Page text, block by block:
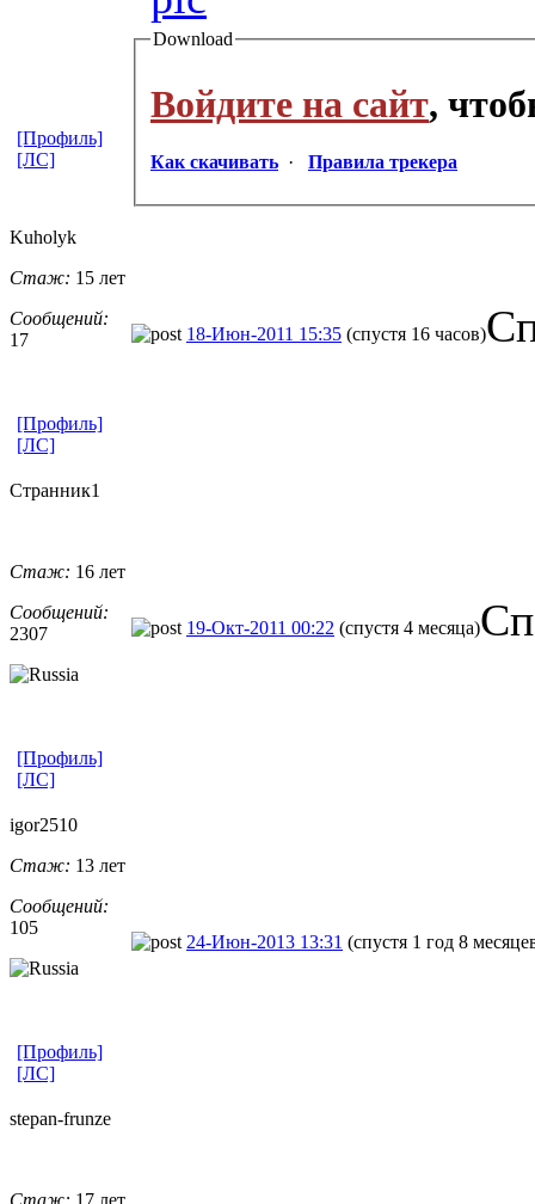
Download
Войдите на сайт,
Как скачивать · Правила трекера
[Профиль]
[ЛС]
Kuholyk
Стаж: 15 лет
Сообщений:
17
18-Июн-2011 15:35 (спустя 16 часов)
[Профиль]
[ЛС]
Странник1
Стаж: 16 лет
Сообщений:
2307
19-Окт-2011 00:22 (спустя 4 месяца)
[Профиль]
[ЛС]
igor2510
Стаж: 13 лет
Сообщений:
105
24-Июн-2013 13:31 (спустя 1 год 8
[Профиль]
[ЛС]
stepan-frunz​e
Стаж: 17 лет